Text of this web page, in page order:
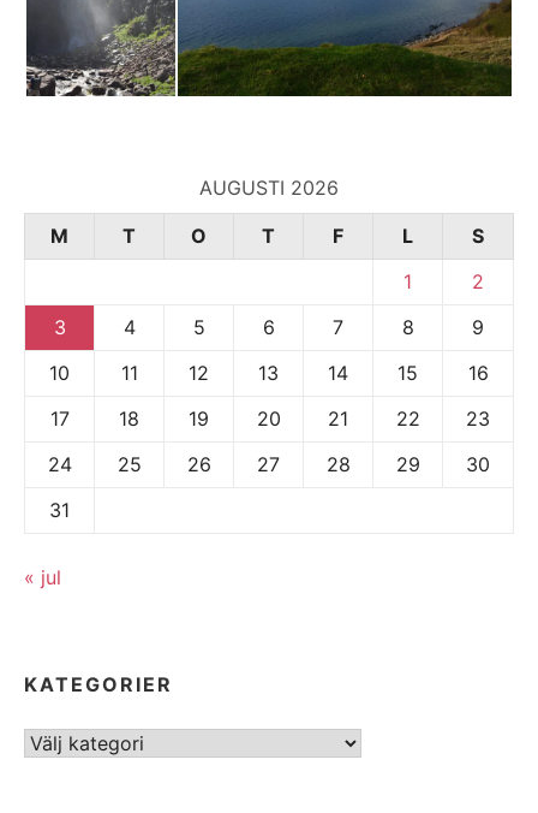
AUGUSTI 2026
M
T O T F L
S
1
2
3
4 5 6 7 8
9
10
11 12 13 14 15
16
17
18 19 20 21 22
23
24
25 26 27 28 29
30
31
« jul
KATEGORIER
Kategorier